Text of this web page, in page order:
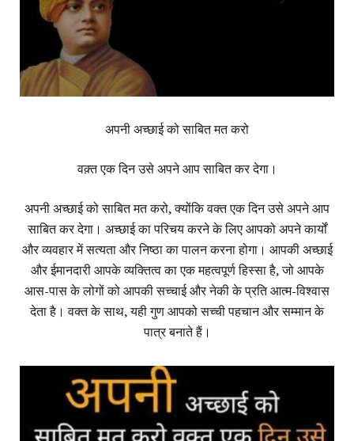
अपनी अच्छाई को साबित मत करो
वक़्त एक दिन उसे अपने आप साबित कर देगा।
अपनी अच्छाई को साबित मत करो, क्योंकि वक्त एक दिन उसे अपने आप
साबित कर देगा। अच्छाई का परिचय करने के लिए आपको अपने कार्यों
और व्यवहार में सत्यता और निष्ठा का पालन करना होगा। आपकी अच्छाई
और ईमानदारी आपके व्यक्तित्व का एक महत्वपूर्ण हिस्सा है, जो आपके
आस-पास के लोगों को आपकी सच्चाई और नेकी के प्रति आत्म-विश्वास
देता है। वक्त के साथ, यही गुण आपको सच्ची पहचान और सम्मान के
पात्र बनाते हैं।